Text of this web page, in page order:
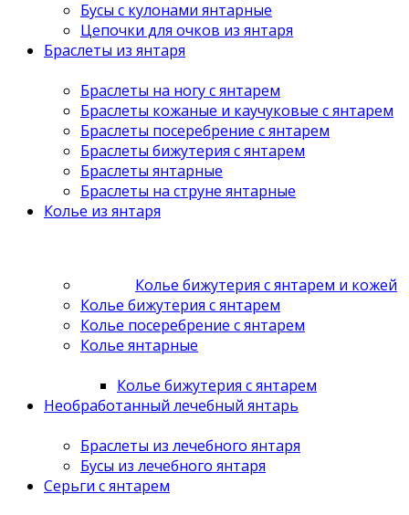
Бусы с кулонами янтарные
Цепочки для очков из янтаря
Браслеты из янтаря
Браслеты на ногу с янтарем
Браслеты кожаные и каучуковые с янтарем
Браслеты посеребрение с янтарем
Браслеты бижутерия с янтарем
Браслеты янтарные
Браслеты на струне янтарные
Колье из янтаря
Колье бижутерия с янтарем и кожей
Колье бижутерия с янтарем
Колье посеребрение с янтарем
Колье янтарные
Колье бижутерия с янтарем
Необработанный лечебный янтарь
Браслеты из лечебного янтаря
Бусы из лечебного янтаря
Серьги с янтарем